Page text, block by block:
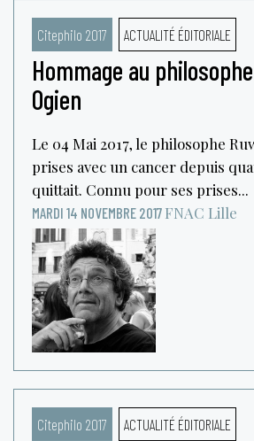
Citephilo 2017 ACTUALITÉ ÉDITORIALE
Hommage au
Ogien
Le 04 Mai 2017, le philosophe
prises avec un cancer depuis
quittait. Connu pour ses prises...
MARDI 14 NOVEMBRE 2017 FNAC Lille
Citephilo 2017 ACTUALITÉ ÉDITORIALE